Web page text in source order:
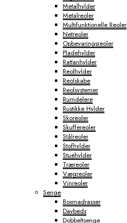
Metalhylder
Metalreoler
Multifunktionelle Reoler
Netreoler
Opbevaringsreoler
Pladehylder
Rattanhylder
Reolhylder
Reolskabe
Reolsystemer
Rumdelere
Rustikke Hylder
Skoreoler
Skuffereoler
Stålreoler
Stofhylder
Stuehylder
Træreoler
Vægreoler
Vinreoler
Senge
Boxmadrasser
Daybeds
Dobbeltsenge